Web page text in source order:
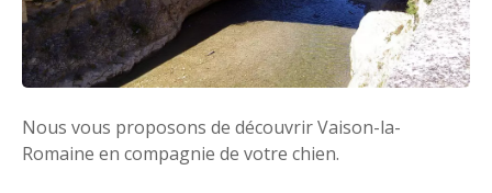
Nous vous proposons de découvrir Vaison-la-
Romaine en compagnie de votre chien.